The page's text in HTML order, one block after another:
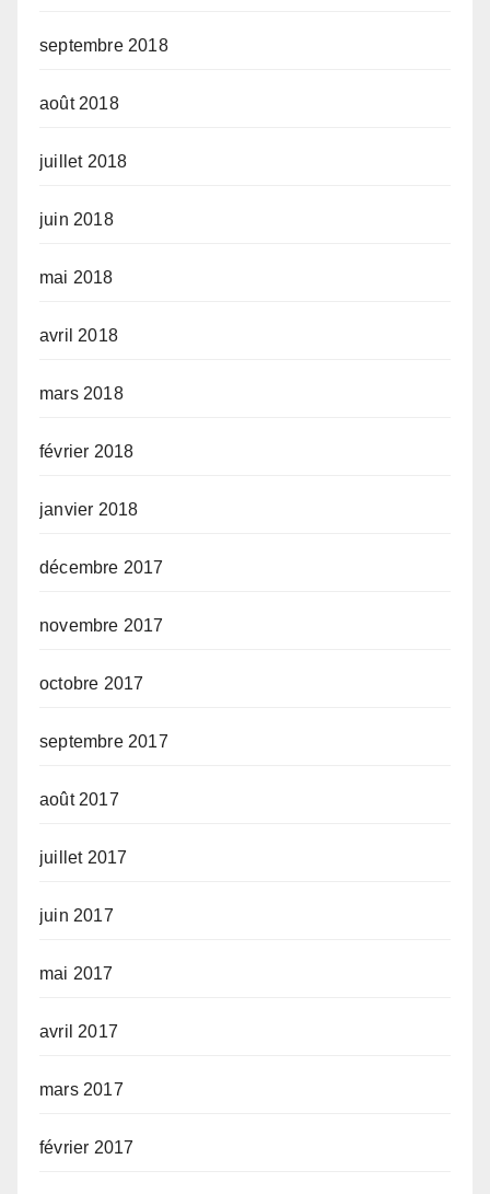
septembre 2018
août 2018
juillet 2018
juin 2018
mai 2018
avril 2018
mars 2018
février 2018
janvier 2018
décembre 2017
novembre 2017
octobre 2017
septembre 2017
août 2017
juillet 2017
juin 2017
mai 2017
avril 2017
mars 2017
février 2017